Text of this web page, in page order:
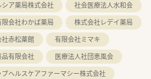
シア薬局株式会社
社会医療法人水和会
限会社わかば薬局
株式会社レデイ薬局
赤松薬館
有限会社ミマキ
有限会社
医療法人社団恵風会
プヘルスケアファーマシー株式会社